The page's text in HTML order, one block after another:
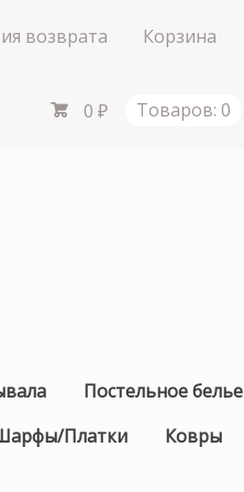
возврата Корзина
0 ₽ Товаров: 0
Постельное белье
Платки Ковры